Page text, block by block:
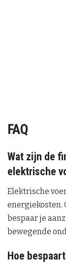
FAQ
Wat zijn de
elektrische
Elektrische
energiekosten.
bespaar je
bewegende
Hoe